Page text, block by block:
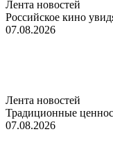
Лента новостей
Российское кино
07.08.2026
Лента новостей
Традиционные
07.08.2026